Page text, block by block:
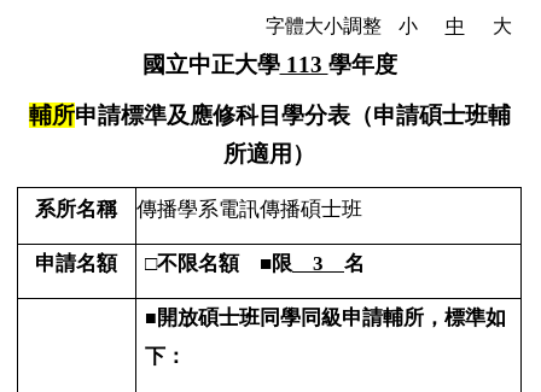
字體大小調整 小 中 大
國立中正大學113 學年度
輔所申請標準及應修科目學分表（申請碩士班輔
所適用）
系所名稱 傳播學系電訊傳播碩士班
申請名額 □不限名額 ■限 3 名
■ 開放碩士班同學同級申請輔所，標準如
下：